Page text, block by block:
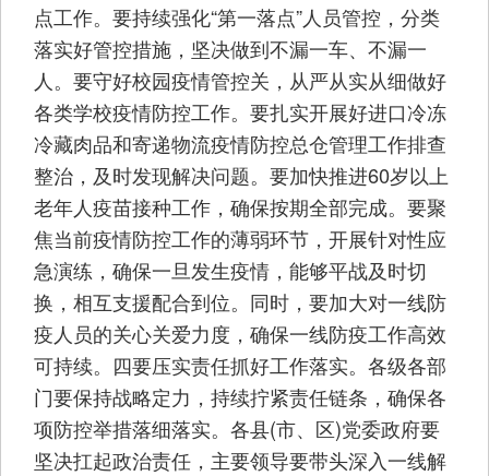
点工作。要持续强化“第一落点”人员管控，分类
落实好管控措施，坚决做到不漏一车、不漏一
人。要守好校园疫情管控关，从严从实从细做好
各类学校疫情防控工作。要扎实开展好进口冷冻
冷藏肉品和寄递物流疫情防控总仓管理工作排查
整治，及时发现解决问题。要加快推进60岁以上
老年人疫苗接种工作，确保按期全部完成。要聚
焦当前疫情防控工作的薄弱环节，开展针对性应
急演练，确保一旦发生疫情，能够平战及时切
换，相互支援配合到位。同时，要加大对一线防
疫人员的关心关爱力度，确保一线防疫工作高效
可持续。四要压实责任抓好工作落实。各级各部
门要保持战略定力，持续拧紧责任链条，确保各
项防控举措落细落实。各县(市、区)党委政府要
坚决扛起政治责任，主要领导要带头深入一线解